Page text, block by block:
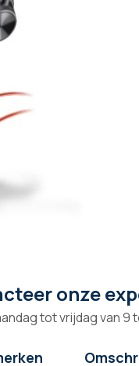
onze
tot vrijdag van 9